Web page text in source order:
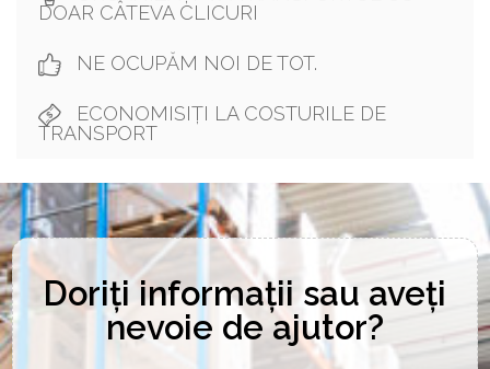
DOAR CÂTEVA CLICURI
NE OCUPĂM NOI DE TOT.
ECONOMISIȚI LA COSTURILE DE
TRANSPORT
Doriți informații sau aveți
nevoie de ajutor?